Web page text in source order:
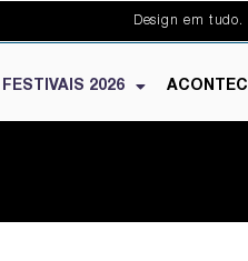
Design em tudo.
FESTIVAIS 2026